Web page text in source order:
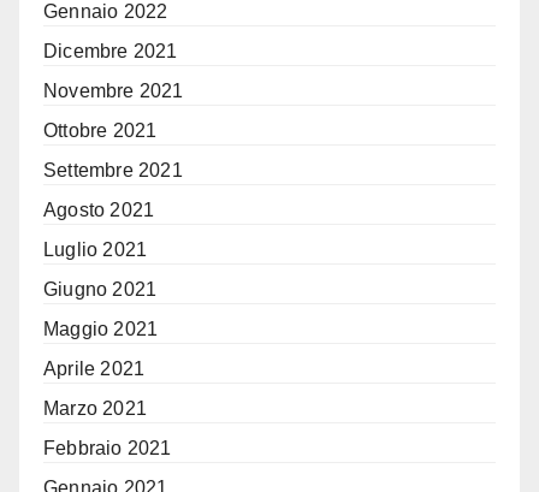
Gennaio 2022
Dicembre 2021
Novembre 2021
Ottobre 2021
Settembre 2021
Agosto 2021
Luglio 2021
Giugno 2021
Maggio 2021
Aprile 2021
Marzo 2021
Febbraio 2021